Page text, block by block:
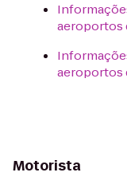
aeroportos
aeroportos
Motorista